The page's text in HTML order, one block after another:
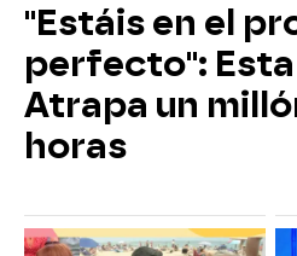
"Estáis en el
perfecto":
Atrapa un
horas